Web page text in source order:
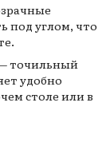
под углом, что
точильный
удобно
столе или в